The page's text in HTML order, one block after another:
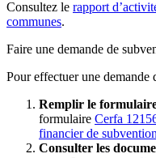
Consultez le rapport
communes.
Faire une demande de
Pour effectuer une demande
Remplir le
formulaire Cerfa
financier de subvention
Consulter les